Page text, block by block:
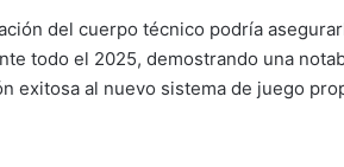
del cuerpo técnico podría
todo el 2025, demostrando una
exitosa al nuevo sistema de juego